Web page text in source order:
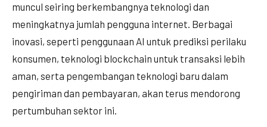
muncul seiring berkembangnya teknologi dan
meningkatnya jumlah pengguna internet. Berbagai
inovasi, seperti penggunaan AI untuk prediksi perilaku
konsumen, teknologi blockchain untuk transaksi lebih
aman, serta pengembangan teknologi baru dalam
pengiriman dan pembayaran, akan terus mendorong
pertumbuhan sektor ini.